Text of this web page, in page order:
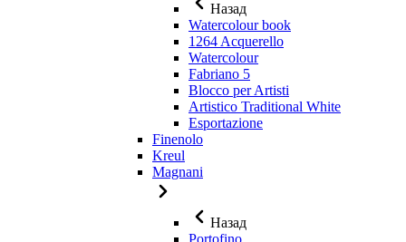
Назад
Watercolour book
1264 Acquerello
Watercolour
Fabriano 5
Blocco per Artisti
Artistico Traditional White
Esportazione
Finenolo
Kreul
Magnani
Назад